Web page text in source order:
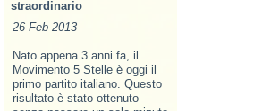
straordinario
26 Feb 2013
Nato appena 3 anni fa, il
Movimento 5 Stelle è oggi il
primo partito italiano. Questo
risultato è stato ottenuto